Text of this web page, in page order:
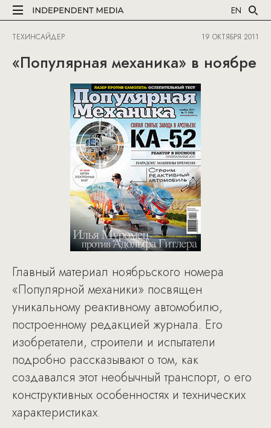
EN
ТЕХИНСАЙДЕР 19 ОКТЯБРЯ 2011
«Популярная механика» в ноябре
Главный материал ноябрьского номера
«Популярной механики» посвящен
уникальному реактивному автомобилю,
построенному редакцией журнала. Его
изобретатели, строители и испытатели
подробно рассказывают о том, как
создавался этот необычный транспорт, о его
конструктивных особенностях и технических
характеристиках.